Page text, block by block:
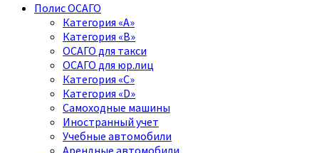
Полис ОСАГО
Категория «A»
Категория «B»
ОСАГО для такси
ОСАГО для юр.лиц
Категория «C»
Категория «D»
Самоходные машины
Иностранный учет
Учебные автомобили